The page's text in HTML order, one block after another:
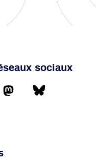
sociaux
MastodonBluesky